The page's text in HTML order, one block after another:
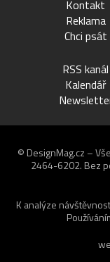
Kontakt
Reklama
Chci psát
RSS kanál
Kalendář
© DesignMag.cz –
2464-6202. Bez
K analýze